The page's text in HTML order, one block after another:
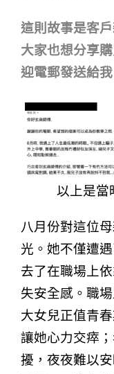
這則故事是客
大家也想分享
迎電郵發送給我
以上是當
八月份對這位
光。她不僅遭
去了在職場上
失安全感。職
大女兒正值青
讓她心力交瘁
擾，夜夜難以